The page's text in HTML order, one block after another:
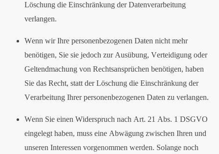
Löschung die Einschränkung der Datenverarbeitung
verlangen.
Wenn wir Ihre personenbezogenen Daten nicht mehr
benötigen, Sie sie jedoch zur Ausübung, Verteidigung oder
Geltendmachung von Rechtsansprüchen benötigen, haben
Sie das Recht, statt der Löschung die Einschränkung der
Verarbeitung Ihrer personenbezogenen Daten zu verlangen.
Wenn Sie einen Widerspruch nach Art. 21 Abs. 1 DSGVO
eingelegt haben, muss eine Abwägung zwischen Ihren und
unseren Interessen vorgenommen werden. Solange noch